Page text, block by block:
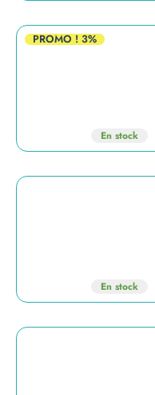
PROMO !3%
En stock
En stock